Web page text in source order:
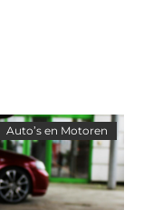
Auto’s en Motoren